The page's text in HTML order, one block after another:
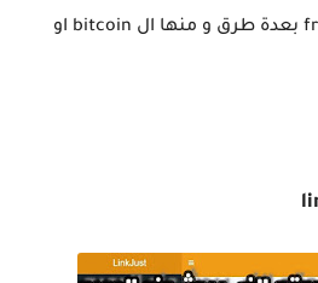
بعدة طرق و منها ال bitcoin او